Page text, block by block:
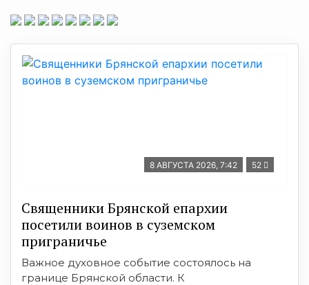
8 АВГУСТА 2026, 7:42 52
Священники Брянской епархии
посетили воинов в суземском
приграничье
Важное духовное событие состоялось на
границе Брянской области. К